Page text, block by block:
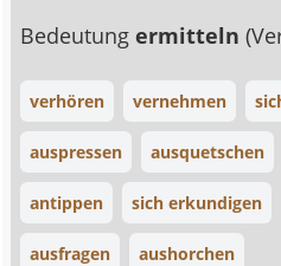
Bedeutungermitteln
verhören vernehmen
auspressen ausquetschen
antippen sich erkundigen
ausfragen aushorchen